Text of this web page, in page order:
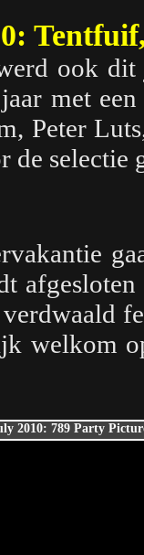
ook
met
Peter
de
welkom
2010: 789 Party